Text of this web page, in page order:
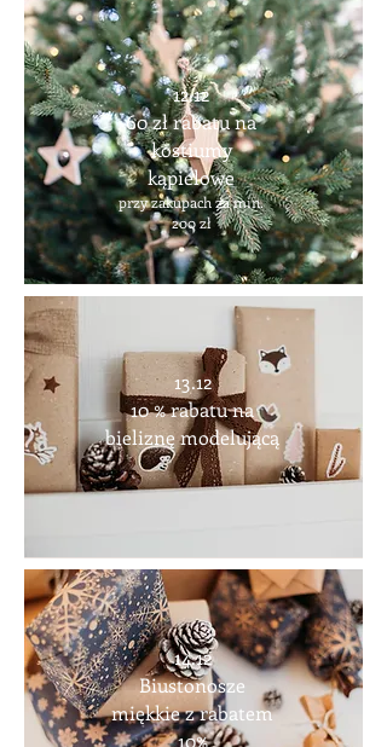
12.12
60 zł rabatu na
kostiumy
kąpielowe
przy zakupach za min.
200 zł
13.12
10 % rabatu na
bieliznę modelującą
14.12
Biustonosze
miękkie z rabatem
10%